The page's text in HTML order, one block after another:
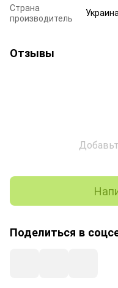
Страна
производитель
Украина
Отзывы
Поделиться в